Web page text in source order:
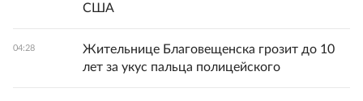
США
04:28
Жительнице Благовещенска грозит до 10
лет за укус пальца полицейского